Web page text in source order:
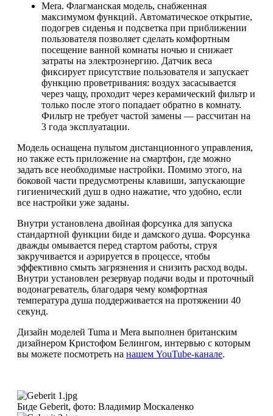
Mera. Флагманская модель, снабженная
максимумом функций. Автоматическое открытие,
подогрев сиденья и подсветка при приближении
пользователя позволяет сделать комфортным
посещение ванной комнаты ночью и снижает
затраты на электроэнергию. Датчик веса
фиксирует присутствие пользователя и запускает
функцию проветривания: воздух засасывается
через чащу, проходит через керамический фильтр и
только после этого попадает обратно в комнату.
Фильтр не требует частой замены — рассчитан на
3 года эксплуатации.
Модель оснащена пультом дистанционного управления,
но также есть приложение на смартфон, где можно
задать все необходимые настройки. Помимо этого, на
боковой части предусмотрены клавиши, запускающие
гигиенический душ в одно нажатие, что удобно, если
все настройки уже заданы.
Внутри установлена двойная форсунка для запуска
стандартной функции биде и дамского душа. Форсунка
дважды омывается перед стартом работы, струя
закручивается и аэрируется в процессе, чтобы
эффективно смыть загрязнения и снизить расход воды.
Внутри установлен резервуар подачи воды и проточный
водонагреватель, благодаря чему комфортная
температура душа поддерживается на протяжении 40
секунд.
Дизайн моделей Tuma и Mera выполнен британским
дизайнером Кристофом Белингом, интервью с которым
вы можете посмотреть на нашем YouTube-канале.
Биде Geberit, фото: Владимир Москаленко